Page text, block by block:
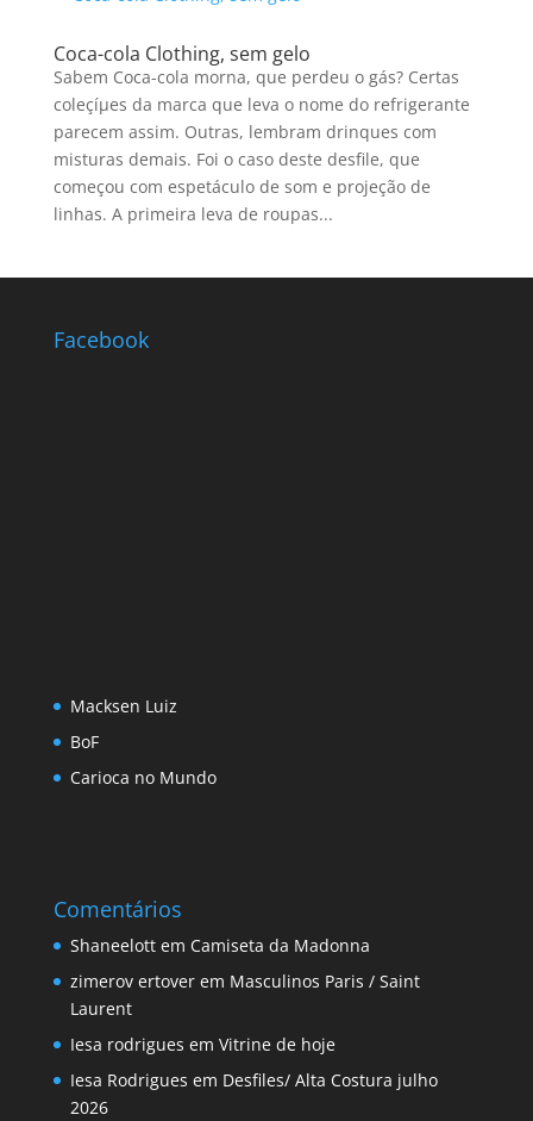
Coca-cola Clothing, sem gelo
Sabem Coca-cola morna, que perdeu o gás? Certas
coleçíµes da marca que leva o nome do refrigerante
parecem assim. Outras, lembram drinques com
misturas demais. Foi o caso deste desfile, que
começou com espetáculo de som e projeção de
linhas. A primeira leva de roupas...
Facebook
Macksen Luiz
BoF
Carioca no Mundo
Comentários
Shaneelottem Camiseta da Madonna
zimerov ertoverem Masculinos Paris / Saint
Laurent
Iesa rodrigues em Vitrine de hoje
Iesa Rodrigues em Desfiles/ Alta Costura julho
2026